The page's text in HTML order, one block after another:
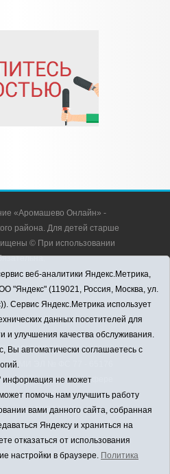
«Аромашево Онлайн» -
района. Для детей старше
© При использовании
Россия, Тюменская
район, с. Аромашево, ул.
редакции:
2-30-58
СМИ ЭЛ № ФС 77 - 65176
по надзору в сфере
технологий и массовых
28.03.2016 г.
издательский
Барабанщиков
веб-аналитики Яндекс.Метрика,
"Яндекс" (119021, Россия, Москва, ул.
Сервис Яндекс.Метрика использует
данных посетителей для
и улучшения качества обслуживания.
Вы автоматически соглашаетесь с
информация не может
помочь нам улучшить работу
вами данного сайта, собранная
Яндексу и храниться на
отказаться от использования
настройки в браузере. Политика